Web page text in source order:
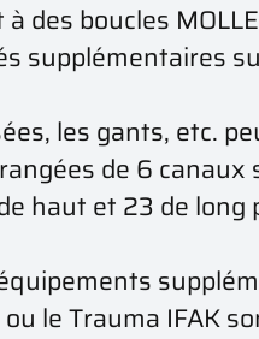
des boucles
supplémentaires
les gants, etc.
de 6
haut et 23 de
le Trauma IFAK